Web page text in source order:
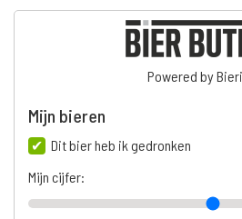
Powered by
Mijn bieren
Dit bier heb ik gedronken
Mijn cijfer: